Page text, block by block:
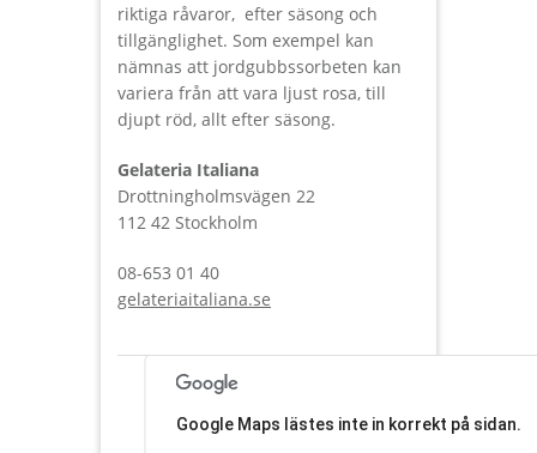
riktiga råvaror, efter säsong och
tillgänglighet. Som exempel kan
nämnas att jordgubbssorbeten kan
variera från att vara ljust rosa, till
djupt röd, allt efter säsong.
Gelateria Italiana‬
‪Drottningholmsvägen 22‬
112 42 Stockholm‎
‪08-653 01 40‬
gelateriaitaliana.se
Google Maps lästes inte in korrekt på sidan.